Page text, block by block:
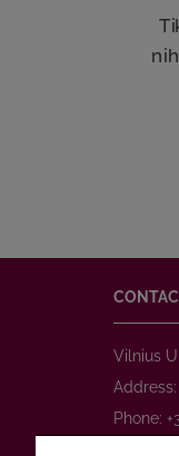
Vilnius
Address:
Phone: